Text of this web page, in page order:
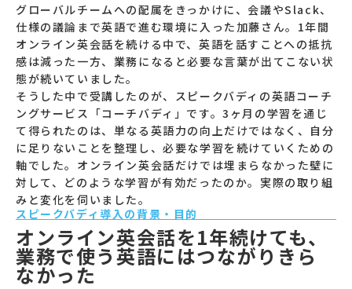
グローバルチームへの配属をきっかけに、会議やSlack、
仕様の議論まで英語で進む環境に入った加藤さん。1年間
オンライン英会話を続ける中で、英語を話すことへの抵抗
感は減った一方、業務になると必要な言葉が出てこない状
態が続いていました。
そうした中で受講したのが、スピークバディの英語コーチ
ングサービス「コーチバディ」です。3ヶ月の学習を通じ
て得られたのは、単なる英語力の向上だけではなく、自分
に足りないことを整理し、必要な学習を続けていくための
軸でした。オンライン英会話だけでは埋まらなかった壁に
対して、どのような学習が有効だったのか。実際の取り組
みと変化を伺いました。
スピークバディ導入の背景・目的
オンライン英会話を1年続けても、
業務で使う英語にはつながりきら
なかった